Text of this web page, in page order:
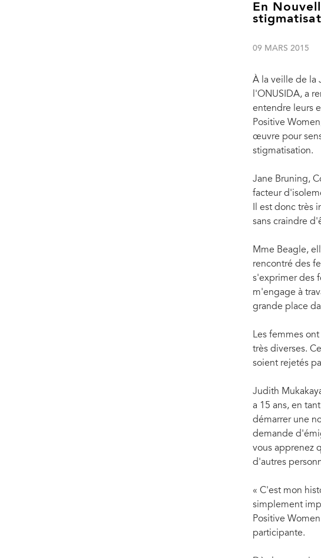
À la veille de la
vivant avec le
En
09 MARS 2015
À la veille de la
l'ONUSIDA, a
entendre leurs
Positive
œuvre pour
stigmatisation.
Jane Bruning,
facteur
Il est donc très
sans craindre
Mme Beagle,
rencontré des
s'exprimer des
m'engage à
grande place
Les femmes
très diverses.
soient rejetés
Judith
a 15 ans, en
démarrer une
demande
vous apprenez
d'autres
« C'est mon
simplement
Positive
participante.